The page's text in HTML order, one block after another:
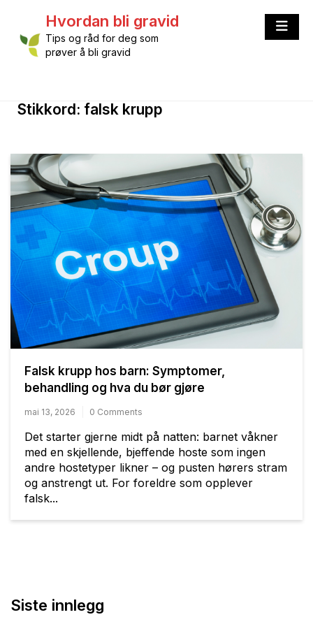
content
Hvordan bli gravid
Tips og råd for deg som
prøver å bli gravid
Stikkord: falsk krupp
Falsk krupp hos barn: Symptomer,
behandling og hva du bør gjøre
mai 13, 2026 0 Comments
Det starter gjerne midt på natten: barnet våkner
med en skjellende, bjeffende hoste som ingen
andre hostetyper likner – og pusten hørers stram
og anstrengt ut. For foreldre som opplever
falsk...
Siste innlegg